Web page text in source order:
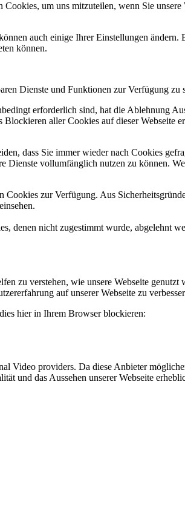
um uns mitzuteilen, wenn Sie
auch einige Ihrer Einstellungen
können.
Dienste und Funktionen zur Verfügung zu
erforderlich sind, hat die Ablehnung
aller Cookies auf dieser
dass Sie immer wieder nach Cookies
Dienste vollumfänglich nutzen zu können.
zur Verfügung. Aus
denen nicht zugestimmt wurde, abgelehnt
zu verstehen, wie unsere Webseite
auf unserer Webseite zu
hier in Ihrem Browser blockieren:
Video providers. Da diese Anbieter
und das Aussehen unserer Webseite